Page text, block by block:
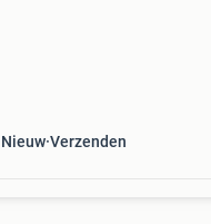
Nieuw Verzenden